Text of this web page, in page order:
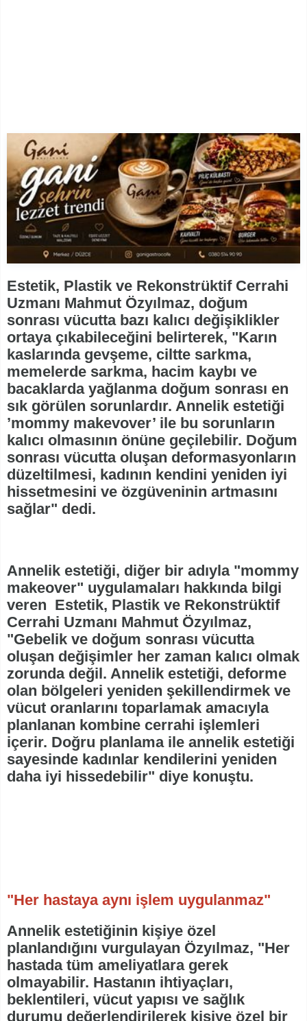
Estetik, Plastik ve Rekonstrüktif Cerrahi
Uzmanı Mahmut Özyılmaz, doğum
sonrası vücutta bazı kalıcı değişiklikler
ortaya çıkabileceğini belirterek, "Karın
kaslarında gevşeme, ciltte sarkma,
memelerde sarkma, hacim kaybı ve
bacaklarda yağlanma doğum sonrası en
sık görülen sorunlardır. Annelik estetiği
’mommy makevover’ ile bu sorunların
kalıcı olmasının önüne geçilebilir. Doğum
sonrası vücutta oluşan deformasyonların
düzeltilmesi, kadının kendini yeniden iyi
hissetmesini ve özgüveninin artmasını
sağlar" dedi.
Annelik estetiği, diğer bir adıyla "mommy
makeover" uygulamaları hakkında bilgi
veren Estetik, Plastik ve Rekonstrüktif
Cerrahi Uzmanı Mahmut Özyılmaz,
"Gebelik ve doğum sonrası vücutta
oluşan değişimler her zaman kalıcı olmak
zorunda değil. Annelik estetiği, deforme
olan bölgeleri yeniden şekillendirmek ve
vücut oranlarını toparlamak amacıyla
planlanan kombine cerrahi işlemleri
içerir. Doğru planlama ile annelik estetiği
sayesinde kadınlar kendilerini yeniden
daha iyi hissedebilir" diye konuştu.
"Her hastaya aynı işlem uygulanmaz"
Annelik estetiğinin kişiye özel
planlandığını vurgulayan Özyılmaz, "Her
hastada tüm ameliyatlara gerek
olmayabilir. Hastanın ihtiyaçları,
beklentileri, vücut yapısı ve sağlık
durumu değerlendirilerek kişiye özel bir